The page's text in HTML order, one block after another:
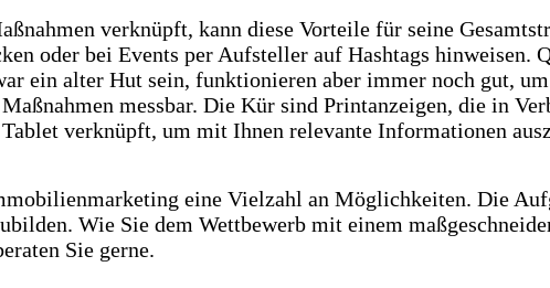
verknüpft, kann diese Vorteile für seine
oder bei Events per Aufsteller auf Hashtags hinweisen.
ein alter Hut sein, funktionieren aber immer noch gut,
messbar. Die Kür sind Printanzeigen, die in
verknüpft, um mit Ihnen relevante Informationen
eine Vielzahl an Möglichkeiten. Die
Wie Sie dem Wettbewerb mit einem
Sie gerne.